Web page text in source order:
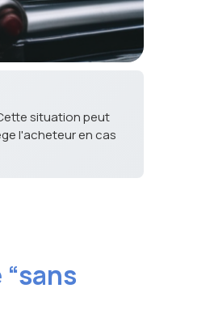
situation peut
l'acheteur en cas